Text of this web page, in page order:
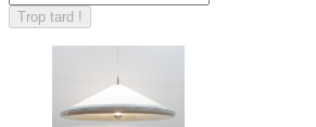
Trop tard !